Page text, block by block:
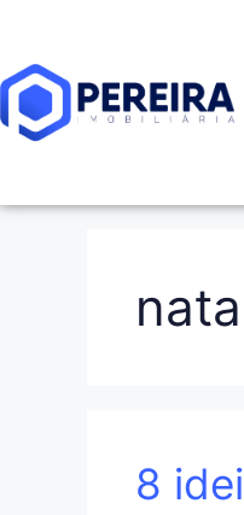
8